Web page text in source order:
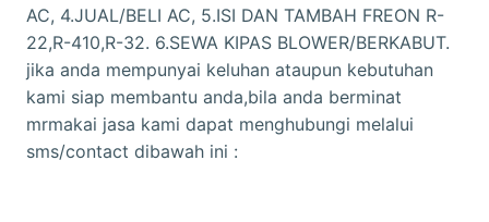
AC, 4.JUAL/BELI AC, 5.ISI DAN TAMBAH FREON R-
22,R-410,R-32. 6.SEWA KIPAS BLOWER/BERKABUT.
jika anda mempunyai keluhan ataupun kebutuhan
kami siap membantu anda,bila anda berminat
mrmakai jasa kami dapat menghubungi melalui
sms/contact dibawah ini :